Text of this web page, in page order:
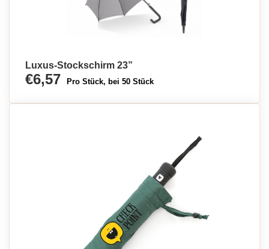
Luxus-Stockschirm 23”
€6,57 Pro Stück, bei 50 Stück